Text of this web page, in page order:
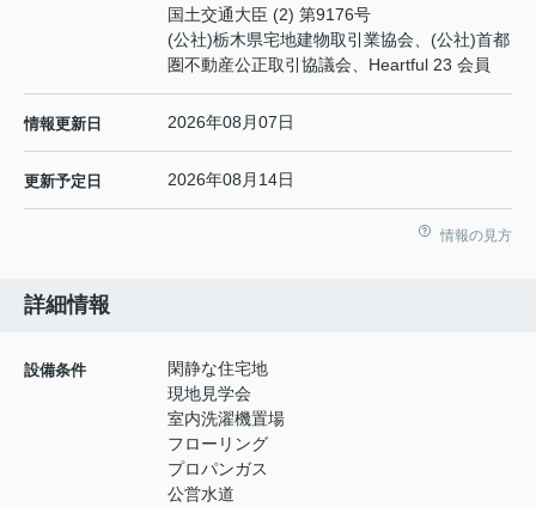
国土交通大臣 (2) 第9176号
(公社)栃木県宅地建物取引業協会、(公社)首都
圏不動産公正取引協議会、Heartful 23 会員
情報更新日 2026年08月07日
更新予定日 2026年08月14日
情報の見方
詳細情報
設備条件
閑静な住宅地
現地見学会
室内洗濯機置場
フローリング
プロパンガス
公営水道